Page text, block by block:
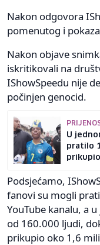
Nakon odgovora
pomenutog i
Nakon objave
iskritikovali na
IShowSpeedu nije
počinjen genocid.
U
pratilo
Podsjećamo,
fanovi su mogli
YouTube kanalu, a
od 160.000 ljudi,
prikupio oko 1,6